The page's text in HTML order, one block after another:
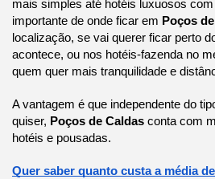
mais simples até hotéis luxuosos
importante de onde ficar em Poços
localização, se vai querer ficar perto
acontece, ou nos hotéis-fazenda no
quem quer mais tranquilidade e
A vantagem é que independente do
quiser, Poços de Caldas conta com
hotéis e pousadas.
Quer saber quanto custa a média